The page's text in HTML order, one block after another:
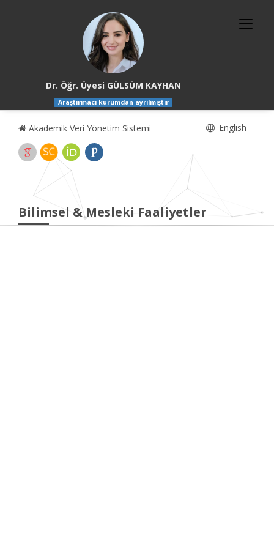
Dr. Öğr. Üyesi GÜLSÜM KAYHAN
Araştırmacı kurumdan ayrılmıştır
Akademik Veri Yönetim Sistemi English
Bilimsel & Mesleki Faaliyetler